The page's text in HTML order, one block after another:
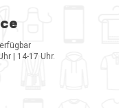
| 14-17 Uhr.